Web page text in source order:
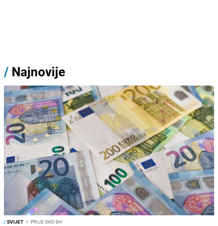
/ Najnovije
/SVIJET I PRIJE OKO 8H